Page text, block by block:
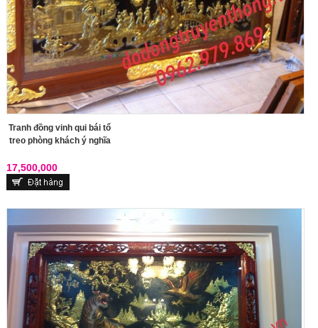
Tranh đồng vinh qui bái tổ
treo phòng khách ý nghĩa
17,500,000